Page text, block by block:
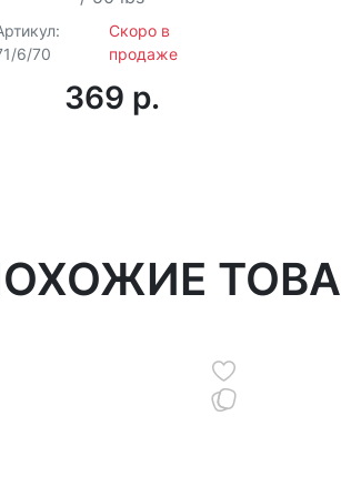
6/70
Скоро в
продаже
369 p.